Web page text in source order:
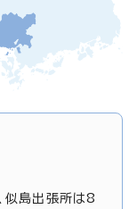
似島出張所は8